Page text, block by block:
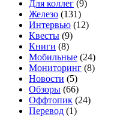
Для коллег (9)
Железо (131)
Интервью (12)
Квесты (9)
Книги (8)
Мобильные (24)
Мониторинг (8)
Новости (5)
Обзоры (66)
Оффтопик (24)
Перевод (1)